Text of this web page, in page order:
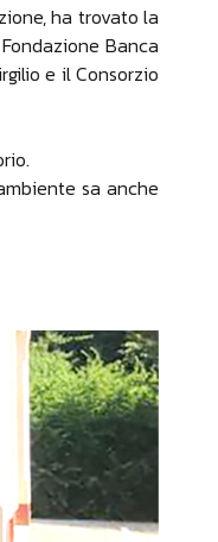
ha trovato la
Banca
e il Consorzio
sa anche